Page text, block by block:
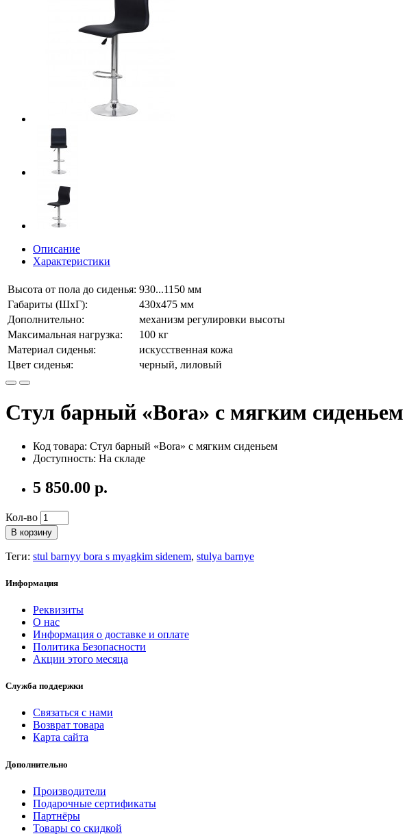
Описание
Характеристики
Высота от пола до сиденья: 930...1150 мм
Габариты (ШхГ):
430х475 мм
Дополнительно:
механизм регулировки высоты
Максимальная нагрузка:
100 кг
Материал сиденья:
искусственная кожа
Цвет сиденья:
черный, лиловый
Стул барный «Bora» с мягким сиденьем
Код товара: Стул барный «Bora» с мягким сиденьем
Доступность: На складе
5 850.00 р.
Кол-во
В корзину
Теги: stul barnyy bora s myagkim sidenem, stulya barnye
Информация
Реквизиты
О нас
Информация о доставке и оплате
Политика Безопасности
Акции этого месяца
Служба поддержки
Связаться с нами
Возврат товара
Карта сайта
Дополнительно
Производители
Подарочные сертификаты
Партнёры
Товары со скидкой